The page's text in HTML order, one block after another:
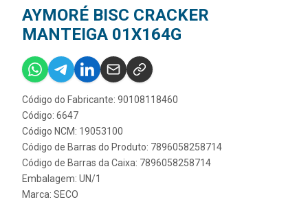
AYMORÉ BISC CRACKER
MANTEIGA 01X164G
Código do Fabricante: 90108118460
Código: 6647
Código NCM: 19053100
Código de Barras do Produto: 7896058258714
Código de Barras da Caixa: 7896058258714
Embalagem: UN/1
Marca: SECO